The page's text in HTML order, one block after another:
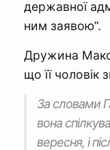
державної
ним заявою”.
Дружина
що її чоловік
За словами
вона
вересня, і